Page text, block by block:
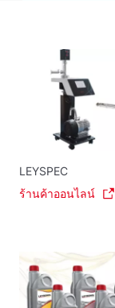
LEYSPEC
ร้านค้าออนไลน์